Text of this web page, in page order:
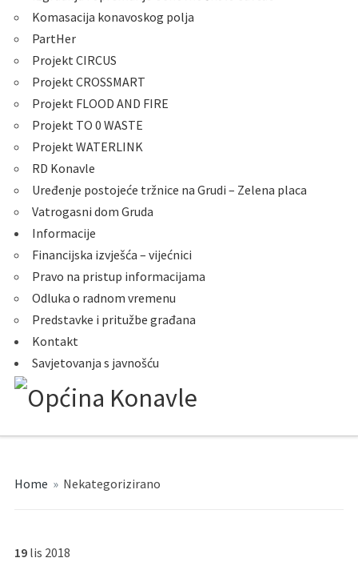
Komasacija konavoskog polja
PartHer
Projekt CIRCUS
Projekt CROSSMART
Projekt FLOOD AND FIRE
Projekt TO 0 WASTE
Projekt WATERLINK
RD Konavle
Uređenje postojeće tržnice na Grudi – Zelena placa
Vatrogasni dom Gruda
Informacije
Financijska izvješća – vijećnici
Pravo na pristup informacijama
Odluka o radnom vremenu
Predstavke i pritužbe građana
Kontakt
Savjetovanja s javnošću
Home » Nekategorizirano
19 lis 2018